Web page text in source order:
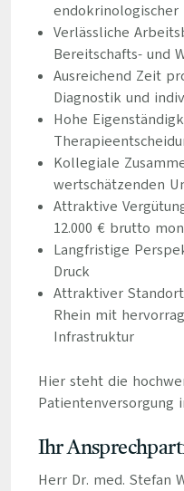
endokrinologischer
Verlässliche
Bereitschafts- und
Ausreichend Zeit
Diagnostik und
Hohe
Kollegiale
wertschätzenden
Attraktive
12.000 € brutto
Langfristige
Druck
Attraktiver
Rhein mit
Infrastruktur
Hier steht die
Patientenversorgung
Ihr
Herr Dr. med. Stefan